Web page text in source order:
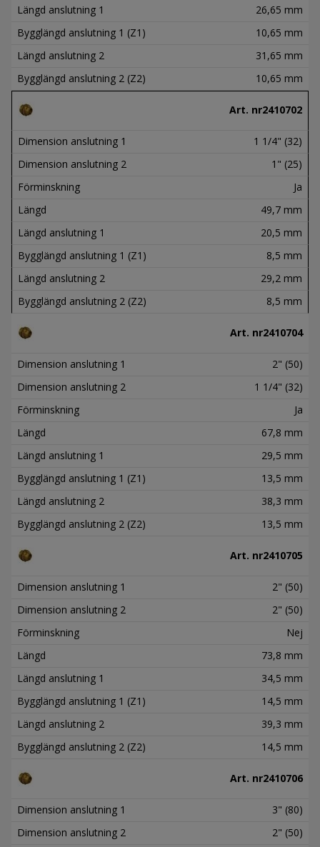
Längd anslutning 1
26,65 mm
Bygglängd anslutning 1 (Z1)
10,65 mm
Längd anslutning 2
31,65 mm
Bygglängd anslutning 2 (Z2)
10,65 mm
Art. nr2410702
Dimension anslutning 1
1 1/4" (32)
Dimension anslutning 2
1" (25)
Förminskning
Ja
Längd
49,7 mm
Längd anslutning 1
20,5 mm
Bygglängd anslutning 1 (Z1)
8,5 mm
Längd anslutning 2
29,2 mm
Bygglängd anslutning 2 (Z2)
8,5 mm
Art. nr2410704
Dimension anslutning 1
2" (50)
Dimension anslutning 2
1 1/4" (32)
Förminskning
Ja
Längd
67,8 mm
Längd anslutning 1
29,5 mm
Bygglängd anslutning 1 (Z1)
13,5 mm
Längd anslutning 2
38,3 mm
Bygglängd anslutning 2 (Z2)
13,5 mm
Art. nr2410705
Dimension anslutning 1
2" (50)
Dimension anslutning 2
2" (50)
Förminskning
Nej
Längd
73,8 mm
Längd anslutning 1
34,5 mm
Bygglängd anslutning 1 (Z1)
14,5 mm
Längd anslutning 2
39,3 mm
Bygglängd anslutning 2 (Z2)
14,5 mm
Art. nr2410706
Dimension anslutning 1
3" (80)
Dimension anslutning 2
2" (50)